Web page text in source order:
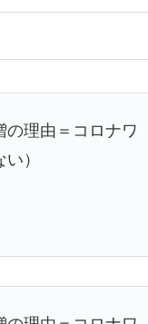
の理由＝コロナワ
）